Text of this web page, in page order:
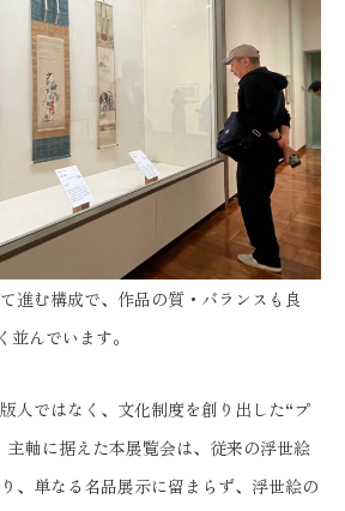
進む構成で、作品の質・バランスも良
並んでいます。
人ではなく、文化制度を創り出した“プ
主軸に据えた本展覧会は、従来の浮世絵
、単なる名品展示に留まらず、浮世絵の